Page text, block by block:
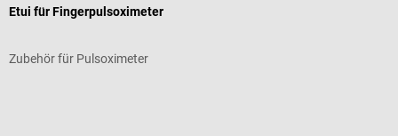
Etui für Fingerpulsoximeter
Zubehör für Pulsoximeter